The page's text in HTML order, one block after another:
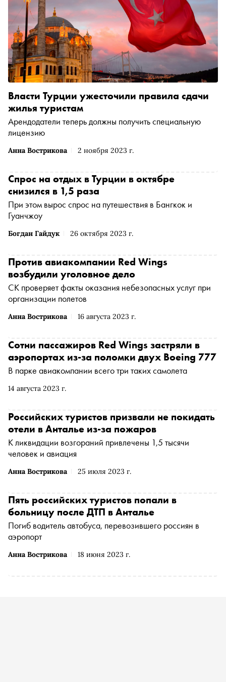
Анна Вострикова 2 ноября 2023 г.
Власти Турции ужесточили правила сдачи
жилья туристам
Арендодатели теперь должны получить специальную
лицензию
Богдан Гайдук 26 октября 2023 г.
Спрос на отдых в Турции в октябре
снизился в 1,5 раза
При этом вырос спрос на путешествия в Бангкок и
Гуанчжоу
Анна Вострикова 16 августа 2023 г.
Против авиакомпании Red Wings
возбудили уголовное дело
СК проверяет факты оказания небезопасных услуг при
организации полетов
14 августа 2023 г.
Сотни пассажиров Red Wings застряли в
аэропортах из-за поломки двух Boeing 777
В парке авиакомпании всего три таких самолета
Анна Вострикова 25 июля 2023 г.
Российских туристов призвали не покидать
отели в Анталье из-за пожаров
К ликвидации возгораний привлечены 1,5 тысячи
человек и авиация
Анна Вострикова 18 июня 2023 г.
Пять российских туристов попали в
больницу после ДТП в Анталье
Погиб водитель автобуса, перевозившего россиян в
аэропорт